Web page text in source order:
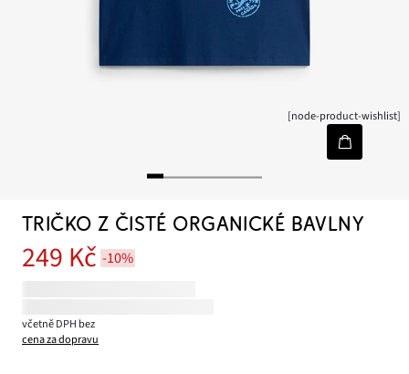
[node-product-wishlist]
TRIČKO Z ČISTÉ ORGANICKÉ BAVLNY
249 Kč -10%
včetně DPH bez
cena za dopravu